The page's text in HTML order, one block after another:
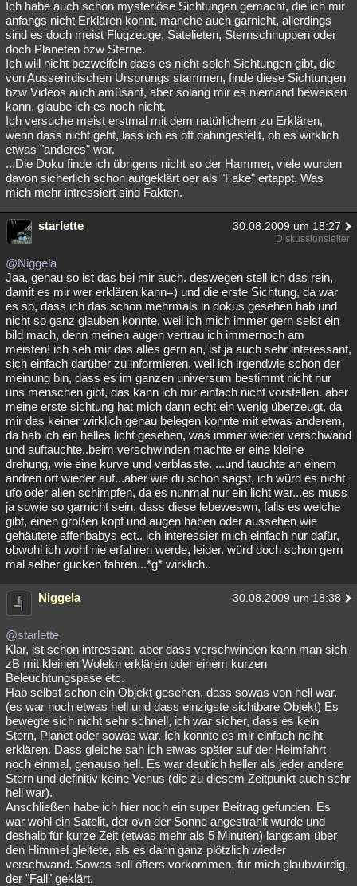
Ich habe auch schon mysteriöse Sichtungen gemacht, die ich mir
anfangs nicht Erklären konnt, manche auch garnicht, allerdings
sind es doch meist Flugzeuge, Satelieten, Sternschnuppen oder
doch Planeten bzw Sterne.
Ich will nicht bezweifeln dass es nicht solch Sichtungen gibt, die
von Ausserirdischen Ursprungs stammen, finde diese Sichtungen
bzw Videos auch amüsant, aber solang mir es niemand beweisen
kann, glaube ich es noch nicht.
Ich versuche meist erstmal mit dem natürlichem zu Erklären,
wenn dass nicht geht, lass ich es oft dahingestellt, ob es wirklich
etwas "anderes" war.
...Die Doku finde ich übrigens nicht so der Hammer, viele wurden
davon sicherlich schon aufgeklärt oer als "Fake" ertappt. Was
mich mehr intressiert sind Fakten.
starlette 30.08.2009 um 18:27
Diskussionsleiter
@Niggela
Jaa, genau so ist das bei mir auch. deswegen stell ich das rein,
damit es mir wer erklären kann=) und die erste Sichtung, da war
es so, dass ich das schon mehrmals in dokus gesehen hab und
nicht so ganz glauben konnte, weil ich mich immer gern selst ein
bild mach, denn meinen augen vertrau ich immernoch am
meisten! ich seh mir das alles gern an, ist ja auch sehr interessant,
sich einfach darüber zu informieren, weil ich irgendwie schon der
meinung bin, dass es im ganzen universum bestimmt nicht nur
uns menschen gibt, das kann ich mir einfach nicht vorstellen. aber
meine erste sichtung hat mich dann echt ein wenig überzeugt, da
mir das keiner wirklich genau belegen konnte mit etwas anderem,
da hab ich ein helles licht gesehen, was immer wieder verschwand
und auftauchte..beim verschwinden machte er eine kleine
drehung, wie eine kurve und verblasste. ...und tauchte an einem
andren ort wieder auf...aber wie du schon sagst, ich würd es nicht
ufo oder alien schimpfen, da es nunmal nur ein licht war...es muss
ja sowie so garnicht sein, dass diese lebeweswn, falls es welche
gibt, einen großen kopf und augen haben oder aussehen wie
gehäutete affenbabys ect.. ich interessier mich einfach nur dafür,
obwohl ich wohl nie erfahren werde, leider. würd doch schon gern
mal selber gucken fahren...*g* wirklich..
Niggela 30.08.2009 um 18:38
@starlette
Klar, ist schon intressant, aber dass verschwinden kann man sich
zB mit kleinen Wolekn erklären oder einem kurzen
Beleuchtungspase etc.
Hab selbst schon ein Objekt gesehen, dass sowas von hell war.
(es war noch etwas hell und dass einzigste sichtbare Objekt) Es
bewegte sich nicht sehr schnell, ich war sicher, dass es kein
Stern, Planet oder sowas war. Ich konnte es mir einfach nciht
erklären. Dass gleiche sah ich etwas später auf der Heimfahrt
noch einmal, genauso hell. Es war deutlich heller als jeder andere
Stern und definitiv keine Venus (die zu diesem Zeitpunkt auch sehr
hell war).
Anschließen habe ich hier noch ein super Beitrag gefunden. Es
war wohl ein Satelit, der ovn der Sonne angestrahlt wurde und
deshalb für kurze Zeit (etwas mehr als 5 Minuten) langsam über
den Himmel gleitete, als es dann ganz plötzlich wieder
verschwand. Sowas soll öfters vorkommen, für mich glaubwürdig,
der "Fall" geklärt.